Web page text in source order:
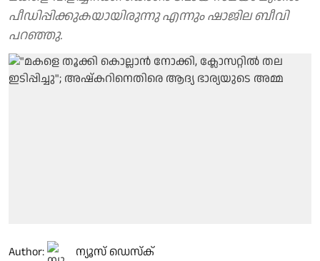
പീഡിപ്പിക്കുകയായിരുന്നു എന്നും ഷാജില ബീവി
പറഞ്ഞു.
Author: ന്യൂസ് ഡെസ്ക്